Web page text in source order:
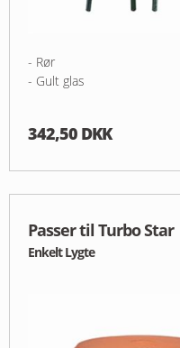
- Rør
- Gult glas
342,50 DKK
Passer til Turbo Star
Enkelt Lygte